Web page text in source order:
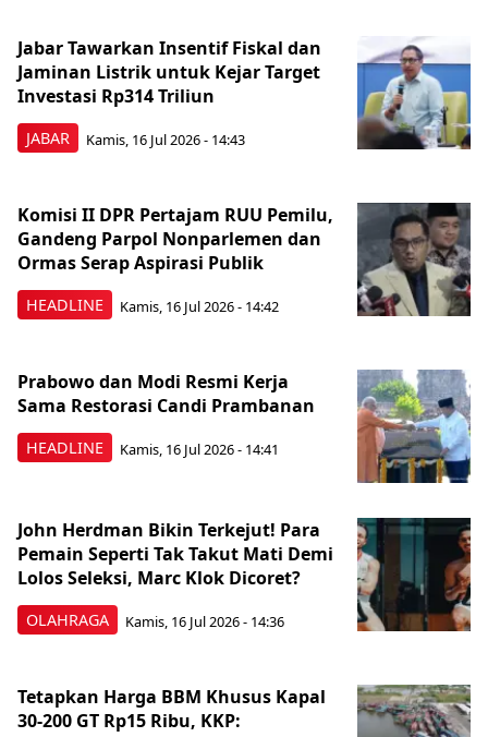
JABAR
Jabar Tawarkan Insentif Fiskal dan
Jaminan Listrik untuk Kejar Target
Investasi Rp314 Triliun
Kamis, 16 Jul 2026 - 14:43
HEADLINE
Komisi II DPR Pertajam RUU Pemilu,
Gandeng Parpol Nonparlemen dan
Ormas Serap Aspirasi Publik
Kamis, 16 Jul 2026 - 14:42
HEADLINE
Prabowo dan Modi Resmi Kerja
Sama Restorasi Candi Prambanan
Kamis, 16 Jul 2026 - 14:41
OLAHRAGA
John Herdman Bikin Terkejut! Para
Pemain Seperti Tak Takut Mati Demi
Lolos Seleksi, Marc Klok Dicoret?
Kamis, 16 Jul 2026 - 14:36
Tetapkan Harga BBM Khusus Kapal
30-200 GT Rp15 Ribu, KKP: